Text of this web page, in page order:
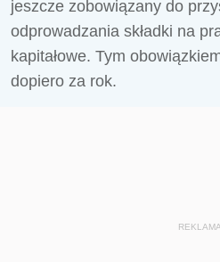
jeszcze zobowiązany do
odprowadzania składki na
kapitałowe. Tym
dopiero za rok.
REKLAMA